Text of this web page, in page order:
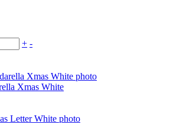
+ -
Xmas White